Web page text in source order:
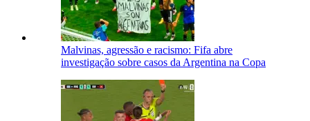
Malvinas, agressão e racismo: Fifa abre
investigação sobre casos da Argentina na Copa